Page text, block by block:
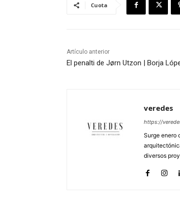
Cuota
Artículo anterior
El penalti de Jørn Utzon | Borja
veredes
https://
Surge enero
diversos